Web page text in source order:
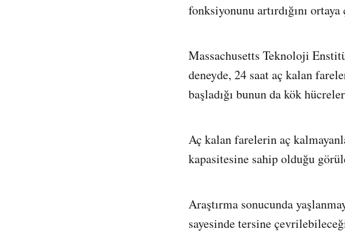
fonksiyonunu artırdığını ortaya
Massachusetts Teknoloji
deneyde, 24 saat aç kalan
başladığı bunun da kök
Aç kalan farelerin aç
kapasitesine sahip olduğu
Araştırma sonucunda
sayesinde tersine